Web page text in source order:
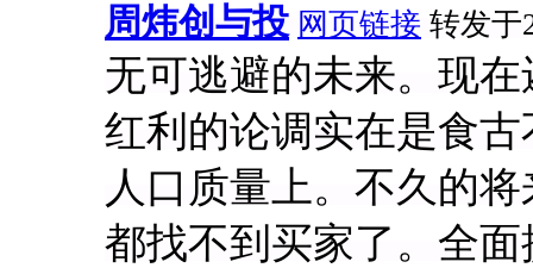
周炜创与投 网页链接 转发于
无可逃避的未来。现
红利的论调实在是食
人口质量上。不久的
都找不到买家了。全